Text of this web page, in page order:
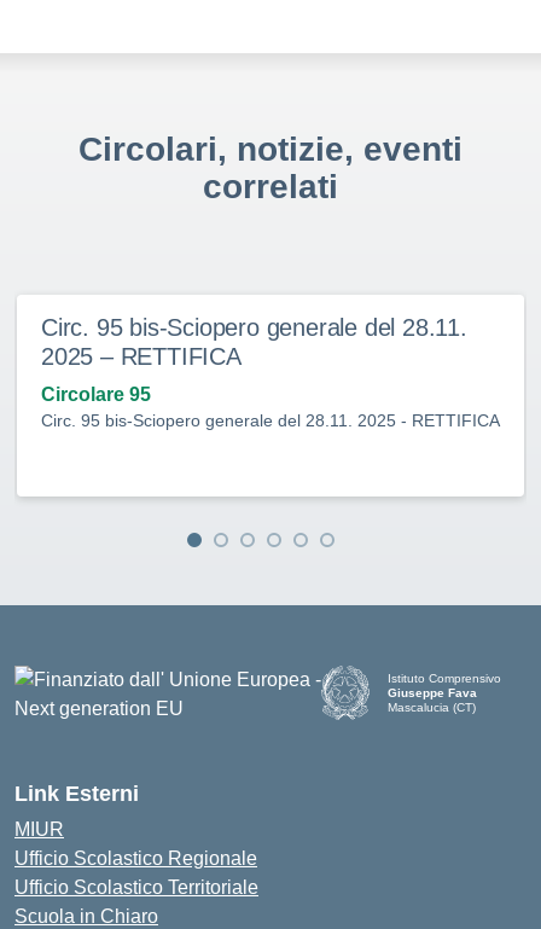
Circolari, notizie, eventi
correlati
Circ. 95 bis-Sciopero generale del 28.11.
2025 – RETTIFICA
Circolare 95
Circ. 95 bis-Sciopero generale del 28.11. 2025 - RETTIFICA
Istituto Comprensivo
Giuseppe Fava
Mascalucia (CT)
Link Esterni
MIUR
Ufficio Scolastico Regionale
Ufficio Scolastico Territoriale
Scuola in Chiaro